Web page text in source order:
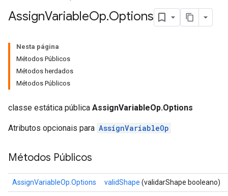
AssignVariableOp.Options
Nesta página
Métodos Públicos
Métodos herdados
Métodos Públicos
classe estática pública AssignVariableOp.Options
Atributos opcionais para AssignVariableOp
Métodos Públicos
AssignVariableOp.Options validShape (validarShape booleano)